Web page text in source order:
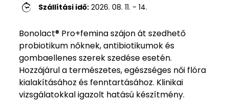
Szállítási idő: 2026. 08. 11. - 14.
Bonolact® Pro+femina szájon át szedhető
probiotikum nőknek, antibiotikumok és
gombaellenes szerek szedése esetén.
Hozzájárul a természetes, egészséges női flóra
kialakításához és fenntartásához. Klinikai
vizsgálatokkal igazolt hatású készítmény.